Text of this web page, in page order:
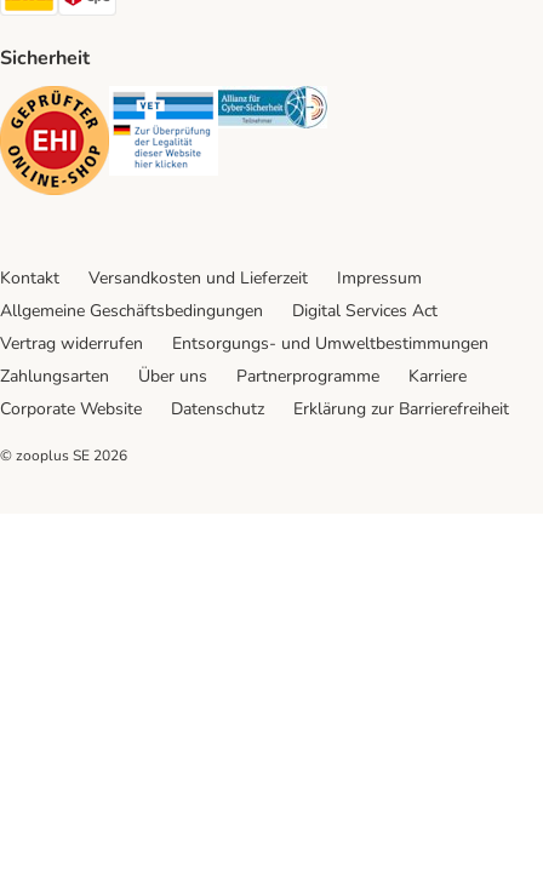
Sicherheit
Security Security Security
Kontakt Versandkosten und Lieferzeit
Impressum
Allgemeine Geschäftsbedingungen
Digital Services Act
Vertrag widerrufen
Entsorgungs- und Umweltbestimmungen
Zahlungsarten
Über uns Partnerprogramme
Karriere
Corporate Website
Datenschutz Erklärung zur Barrierefreiheit
© zooplus SE 2026